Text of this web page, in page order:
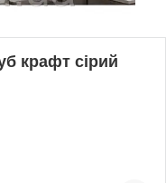
крафт сірий